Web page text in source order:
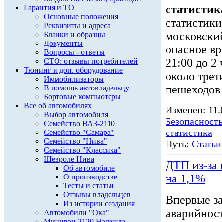
Гарантия и ТО
Основные положения
Реквизиты и адреса
Бланки и образцы
Документы
Вопросы - ответы
СТО: отзывы потребителей
Тюнинг и доп. оборудование
Иммобилизаторы
В помощь автовладельцу
Бортовые компьютеры
Все об автомобилях
Выбор автомобиля
Семейство ВАЗ-2110
Семейство "Самара"
Семейство "Нива"
Семейство "Классика"
Шевроле Нива
Об автомобиле
О производстве
Тесты и статьи
Отзывы владельцев
Из истории создания
Автомобили "Ока"
опасное
21:00 до 2
около
Изменен:
статистика
Путь: Статьи
ДТП из-за
на 1,1%
Впервые